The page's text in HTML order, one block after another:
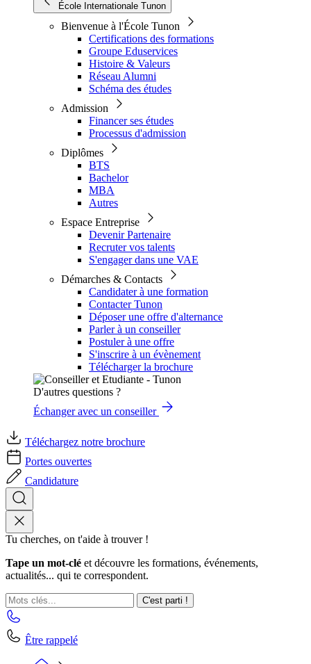
École Internationale Tunon
Bienvenue à l'École Tunon
Certifications des formations
Groupe Eduservices
Histoire & Valeurs
Réseau Alumni
Schéma des études
Admission
Financer ses études
Processus d'admission
Diplômes
BTS
Bachelor
MBA
Autres
Espace Entreprise
Devenir Partenaire
Recruter vos talents
S'engager dans une VAE
Démarches & Contacts
Candidater à une formation
Contacter Tunon
Déposer une offre d'alternance
Parler à un conseiller
Postuler à une offre
S'inscrire à un évènement
Télécharger la brochure
D'autres questions ?
Échanger avec un conseiller
Téléchargez notre brochure
Portes ouvertes
Candidature
Tu cherches, on t'aide à trouver !
Tape un mot-clé et découvre les formations, événements,
actualités... qui te correspondent.
C'est parti !
Être rappelé